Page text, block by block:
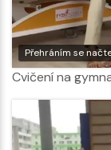
Přehráním se
Cvičení na